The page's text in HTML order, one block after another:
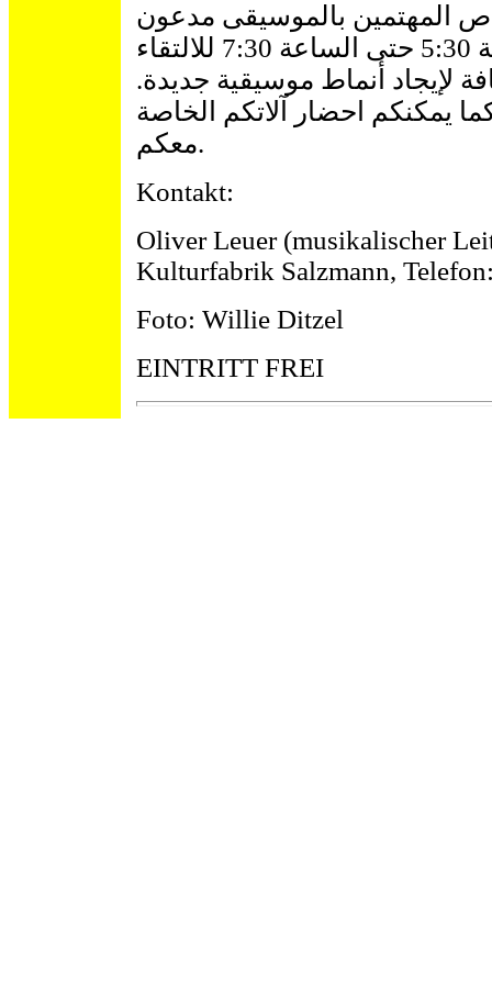
المهتمين بالموسيقى مدعون
أسبوعياً يوم الإثنين من الساعة 5:30 حتى الساعة 7:30 للالتقاء
لإيجاد أنماط موسيقية جديدة.
يمكنكم احضار آلاتكم الخاصة
معكم.
Kontakt:
Oliver Leuer (musikalischer
Kulturfabrik Salzmann,
Foto: Willie Ditzel
EINTRITT FREI